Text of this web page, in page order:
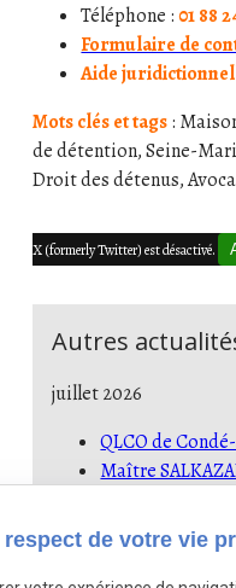
Téléphone :01 88
Formulaire de
Aide
Mots clés et tags:
de détention, Seine-
Droit des détenus,
X (formerly Twitter) est désactivé.
Autres
juillet 2026
QLCO de
Maître
Conditions
Canicule :
Prison de
respect de votre vie